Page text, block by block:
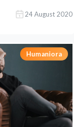
24 August 2020
Humaniora